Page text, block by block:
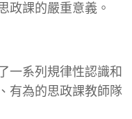
政課的嚴重意義。
一系列規律性認識和
有為的思政課教師隊